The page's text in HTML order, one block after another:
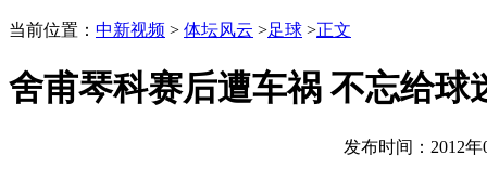
当前位置： 中新视频 > 体坛风云 >足球 >正文
舍甫琴科赛后遭车祸 不忘给球
发布时间：2012年